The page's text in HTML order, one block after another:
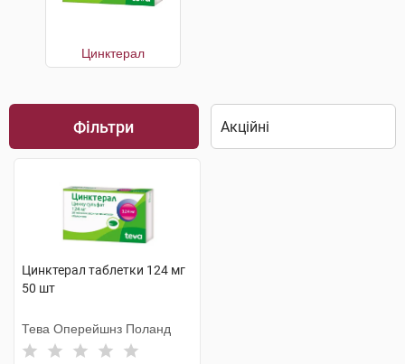
Цинктерал
Фільтри
Цинктерал таблетки 124 мг
50 шт
Тева Оперейшнз Поланд